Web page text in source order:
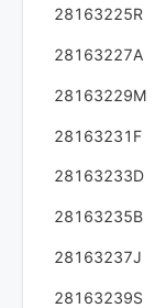
28163225R
28163227A
28163229M
28163231F
28163233D
28163235B
28163237J
28163239S